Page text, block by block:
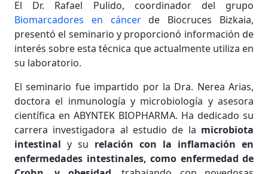
El Dr. Rafael Pulido, coordinador del grupo
Biomarcadores en cáncerde Biocruces Bizkaia,
presentó el seminario y proporcionó información de
interés sobre esta técnica que actualmente utiliza en
su laboratorio.
El seminario fue impartido por la Dra. Nerea Arias,
doctora el inmunología y microbiología y asesora
científica en ABYNTEK BIOPHARMA. Ha dedicado su
carrera investigadora al estudio de la microbiota
intestinal y su relación con la inflamación en
enfermedades intestinales, como enfermedad de